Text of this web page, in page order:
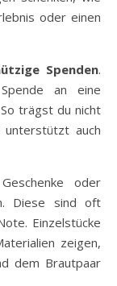
oder einen
Spenden.
an eine
trägst du nicht
unterstützt auch
oder
Diese sind oft
Einzelstücke
zeigen,
dem Brautpaar